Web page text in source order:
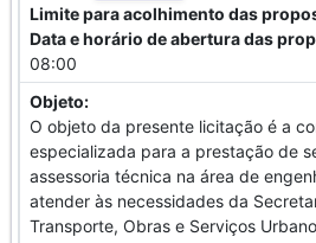
Limite para acolhimento das
Data e horário de abertura das
08:00
Objeto:
O objeto da presente licitação é a
especializada para a prestação de
assessoria técnica na área de
atender às necessidades da
Transporte, Obras e Serviços